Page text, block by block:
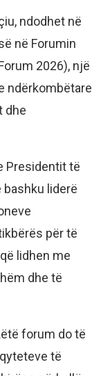
ndodhet në
në Forumin
2026), një
ndërkombëtare
dhe
Presidentit të
bashku liderë
për të
lidhen me
dhe të
forum do të
të